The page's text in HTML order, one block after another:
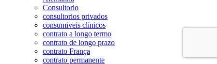
Consultorio
consultorios privados
consumiveis clínicos
contrato a longo termo
contrato de longo prazo
contrato França
contrato permanente